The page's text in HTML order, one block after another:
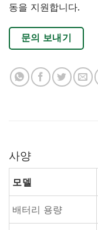
동을 지원합니다.
문의 보내기
사양
모델
배터리 용량